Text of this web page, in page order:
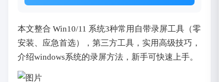
本文整合 Win10/11 系统3种常用自带录屏工具（零
安装、应急首选），第三方工具，实用高级技巧，
介绍windows系统的录屏方法，新手可快速上手。